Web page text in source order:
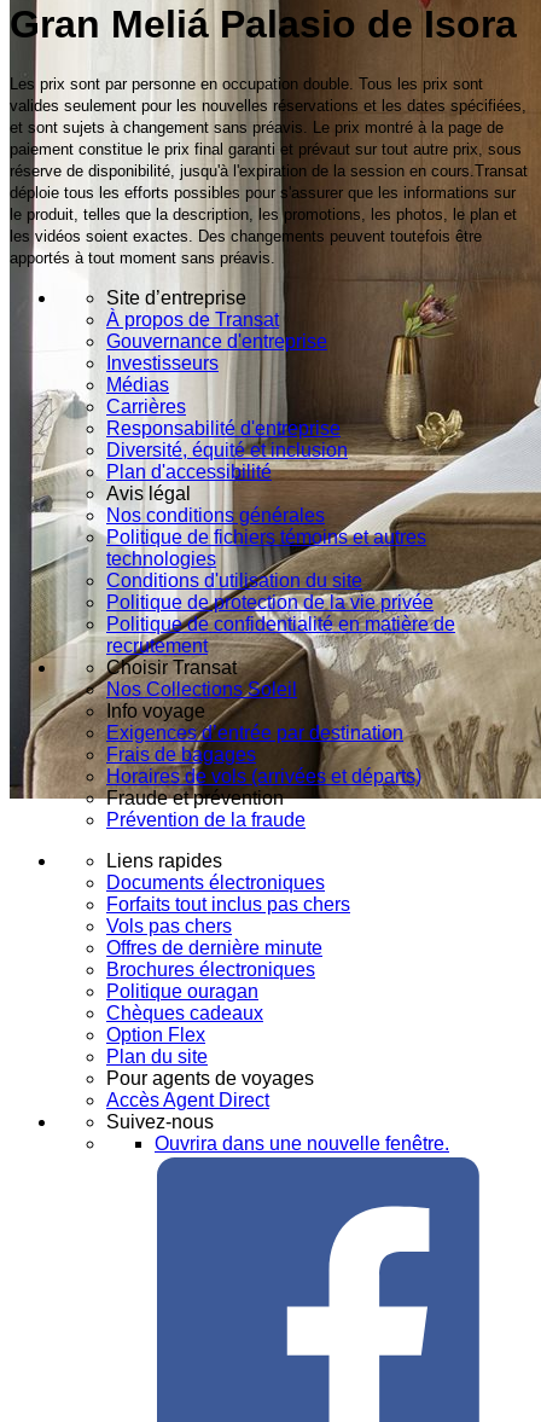
Gran Meliá Palasio de Isora
Les prix sont par personne en occupation double. Tous les prix sont
valides seulement pour les nouvelles réservations et les dates spécifiées,
et sont sujets à changement sans préavis. Le prix montré à la page de
paiement constitue le prix final garanti et prévaut sur tout autre prix, sous
réserve de disponibilité, jusqu'à l'expiration de la session en cours.Transat
déploie tous les efforts possibles pour s'assurer que les informations sur
le produit, telles que la description, les promotions, les photos, le plan et
les vidéos soient exactes. Des changements peuvent toutefois être
apportés à tout moment sans préavis.
Site d’entreprise
À propos de Transat
Gouvernance d'entreprise
Investisseurs
Médias
Carrières
Responsabilité d'entreprise
Diversité, équité et inclusion
Plan d'accessibilité
Avis légal
Nos conditions générales
Politique de fichiers témoins et autres
technologies
Conditions d'utilisation du site
Politique de protection de la vie privée
Politique de confidentialité en matière de
recrutement
Choisir Transat
Nos Collections Soleil
Info voyage
Exigences d’entrée par destination
Frais de bagages
Horaires de vols (arrivées et départs)
Fraude et prévention
Prévention de la fraude
Liens rapides
Documents électroniques
Forfaits tout inclus pas chers
Vols pas chers
Offres de dernière minute
Brochures électroniques
Politique ouragan
Chèques cadeaux
Option Flex
Plan du site
Pour agents de voyages
Accès Agent Direct
Suivez-nous
Ouvrira dans une nouvelle fenêtre.